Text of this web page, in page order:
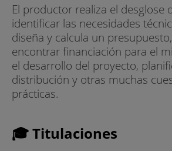
El productor realiza el desglose
identificar las necesidades
diseña y calcula un
encontrar financiación para el
el desarrollo del proyecto,
distribución y otras muchas
prácticas.
🎓 Titulaciones